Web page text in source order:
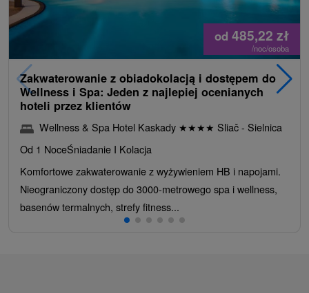
od 485,22 zł
/noc/osoba
Zakwaterowanie z obiadokolacją i dostępem do
Wellness i Spa: Jeden z najlepiej ocenianych
hoteli przez klientów
Wellness & Spa Hotel Kaskady ★★★★ Sliač - Sielnica
Od 1 NoceŚniadanie I Kolacja
Komfortowe zakwaterowanie z wyżywieniem HB i napojami.
Nieograniczony dostęp do 3000-metrowego spa i wellness,
basenów termalnych, strefy fitness...